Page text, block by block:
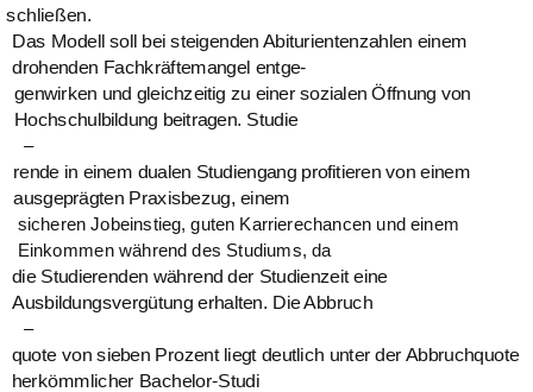
schließen.
Das Modell soll bei steigenden Abiturientenzahlen einem
drohenden Fachkräftemangel entge-
genwirken und gleichzeitig zu einer sozialen Öffnung von
Hochschulbildung beitragen. Studie
–
rende in einem dualen Studiengang profitieren von einem
ausgeprägten Praxisbezug, einem
sicheren Jobeinstieg, guten Karrierechancen und einem
Einkommen während des Studiums, da
die Studierenden während der Studienzeit eine
Ausbildungsvergütung erhalten. Die Abbruch
–
quote von sieben Prozent liegt deutlich unter der Abbruchquote
herkömmlicher Bachelor-Studi